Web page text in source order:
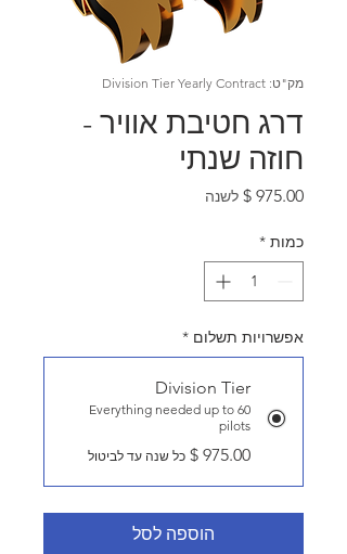
מק"ט: Division Tier Yearly Contract
דרג חטיבת אוויר -
חוזה שנתי
מחיר
לשנה
כמות *
אפשרויות תשלום *
Division Tier
Everything needed up to 60
pilots
כל שנה עד לביטול
הוספה לסל